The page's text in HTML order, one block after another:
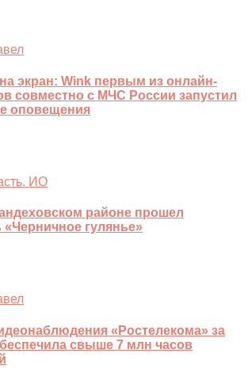
экран: Wink первым из онлайн-
совместно с МЧС России запустил
оповещения
ИО
районе прошел
гулянье»
«Ростелекома» за
свыше 7 млн часов